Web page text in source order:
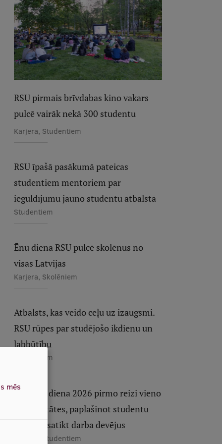
RSU pirmais brīvdabas kino vakars
pulcē vairāk nekā 300 studentu
Karjera, Studentiem
RSU īpašā pasākumā pateicas
studentiem mentoriem par
ieguldījumu jauno studentu atbalstā
Studentiem
Ēnu diena RSU pulcē skolēnus no
visas Latvijas
Karjera, Skolēniem
Atbalsts, kas veido ceļu uz izaugsmi.
RSU rūpes par studējošo ikdienu un
labbūtību
Studentiem
Karjeras diena 2026 pirmo reizi vieno
universitātes, paplašinot studentu
iespējas satikt darba devējus
Karjera, Studentiem
mēs